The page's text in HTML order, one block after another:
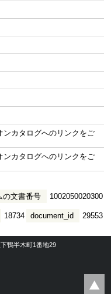
ンカタログへのリンクをご
ンカタログへのリンクをご
の文書番号 1002050020300
document_id 29553
18734
鴨半木町1番地29